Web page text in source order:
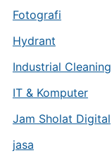
Fotografi
Hydrant
Industrial Cleaning
IT & Komputer
Jam Sholat Digital
jasa